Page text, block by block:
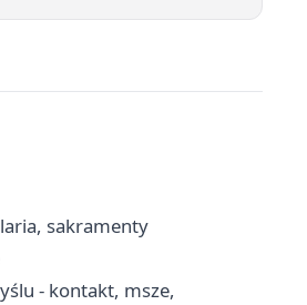
sakramenty
- kontakt, msze,